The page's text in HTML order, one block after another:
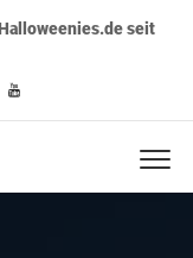
seit